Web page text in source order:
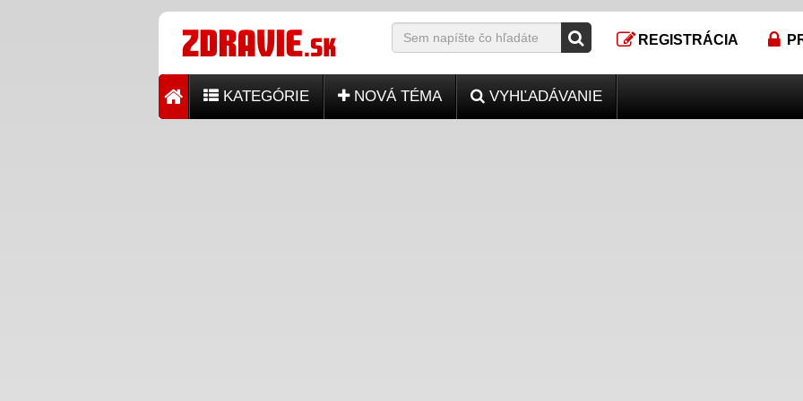
REGISTRÁCIA
KATEGÓRIE NOVÁ TÉMA VYHĽADÁVANIE